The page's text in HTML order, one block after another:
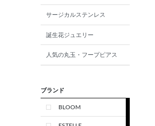
サージカルステンレス
誕生花ジュエリー
人気の丸玉・フープピアス
ブランド
BLOOM